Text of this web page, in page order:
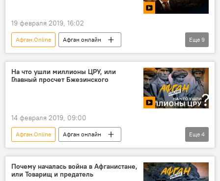
19 февраля 2019, 16:02
Афган.Online
Афган онлайн
Афганистан: 30 лет в ожидании мира
Политика
Новости
Афганистан
Еще 9
На что ушли миллионы ЦРУ, или
Главный просчет Бжезинского
14 февраля 2019, 09:00
Афган.Online
Афган онлайн
Афганистан: 30 лет в ожидании мира
Новости
Еще 4
Почему началась война в Афганистане,
или Товарищ и предатель